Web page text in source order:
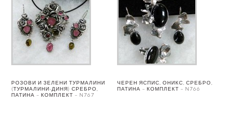
РОЗОВИ И ЗЕЛЕНИ ТУРМАЛИНИ
(ТУРМАЛИНИ-ДИНЯ) СРЕБРО,
ПАТИНА – КОМПЛЕКТ – N767
ЧЕРЕН ЯСПИС, ОНИКС, СРЕБРО,
ПАТИНА – КОМПЛЕКТ – N766